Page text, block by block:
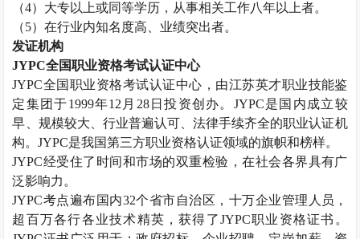
（4）大专以上或同等学历，从事相关工作八年以上者。
（5）在行业内知名度高、业绩突出者。
发证机构
JYPC全国职业资格考试认证中心
JYPC全国职业资格考试认证中心，由江苏英才职业技能鉴
定集团于1999年12月28日投资创办。JYPC是国内成立较
早、规模较大、行业普遍认可、法律手续齐全的职业认证机
构。JYPC是我国第三方职业资格认证领域的旗帜和榜样。
JYPC经受住了时间和市场的双重检验，在社会各界具有广
泛影响力。
JYPC考点遍布国内32个省市自治区，十万企业管理人员，
超百万各行各业技术精英，获得了JYPC职业资格证书。